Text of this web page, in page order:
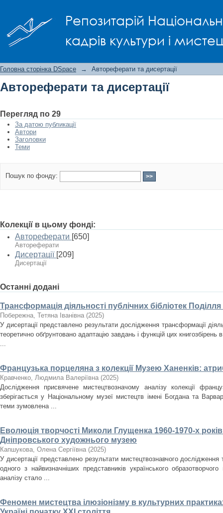
Репозитарій
кадрів культури і
Головна сторінка DSpace → Автореферати та дисертації
Автореферати та дисертації
Перегляд по 29
За датою публикації
Автори
Заголовки
Теми
Пошук по фонду:
Колекції в цьому фонді:
Автореферати [650]
Автореферати
Дисертації [209]
Дисертації
Останні додані
Трансформація діяльності публічних бібліотек
Побережна, Тетяна Іванівна (2025)
У дисертації представлено результати дослідження трансформації
теоретично обґрунтовано адаптацію завдань і функцій цих книгозбірень
...
Французька порцеляна з колекції Музею Ханенків:
Кравченко, Людмила Валеріївна (2025)
Дослідження присвячене мистецтвозначому аналізу колекції
зберігається у Національному музеї мистецтв імені Богдана та
теми зумовлена ...
Еволюція творчості Миколи Глущенка 1960-1970-х
Дніпровського художнього музею
Капшукова, Олена Сергіївна (2025)
У дисертації представлено результати мистецтвознавчого
одного з найвизначніших представників українського
аналізу стало ...
Феномен мистецтва ілюзіонізму в культурних